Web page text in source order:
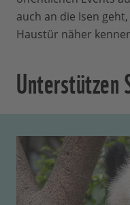
auch an die Isen
Haustür näher
Unterstützen